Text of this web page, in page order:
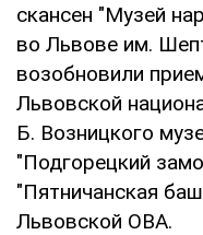
скансен "Музей
во Львове им.
возобновили
Львовской
Б. Возницкого
"Подгорецкий
"Пятничанская
Львовской ОВА.